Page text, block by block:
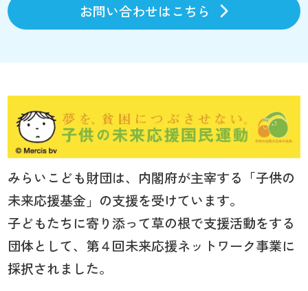
お問い合わせはこちら
みらいこども財団は、内閣府が主宰する「子供の
未来応援基金」の支援を受けています。
子どもたちに寄り添って草の根で支援活動をする
団体として、第４回未来応援ネットワーク事業に
採択されました。